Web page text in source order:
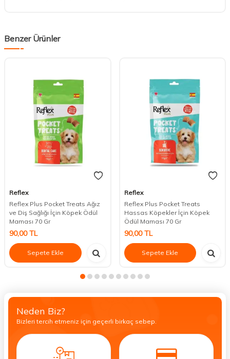
Benzer Ürünler
Reflex
Reflex Plus Pocket Treats Ağız
ve Diş Sağlığı İçin Köpek Ödül
Maması 70 Gr
90,00TL
Sepete Ekle
Reflex
Reflex Plus Pocket Treats
Hassas Köpekler İçin Köpek
Ödül Maması 70 Gr
90,00TL
Sepete Ekle
Neden Biz?
Bizleri tercih etmeniz için geçerli birkaç sebep.